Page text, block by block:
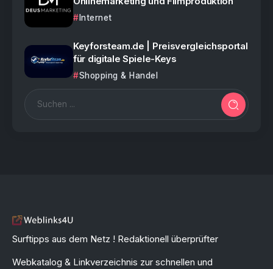
Internet
Keyforsteam.de | Preisvergleichsportal
für digitale Spiele-Keys
Shopping & Handel
Surftipps aus dem Netz ! Redaktionell überprüfter
Webkatalog & Linkverzeichnis zur schnellen und